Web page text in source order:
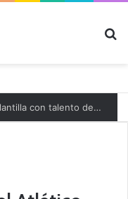
El Cuenca Deportiva refuerza su plantilla con talento de la comarca